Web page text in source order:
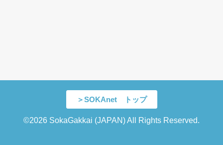
＞SOKAnet トップ
©2026 SokaGakkai (JAPAN) All Rights Reserved.